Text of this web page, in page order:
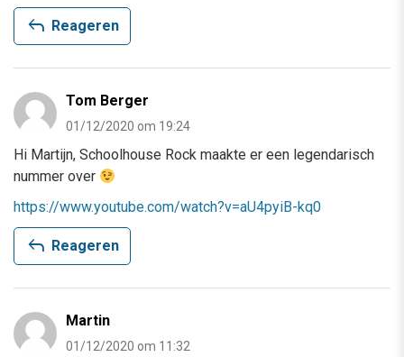
reply Reageren
Tom Berger
01/12/2020 om 19:24
Hi Martijn, Schoolhouse Rock maakte er een legendarisch
nummer over
https://www.youtube.com/watch?v=aU4pyiB-kq0
reply Reageren
Martin
01/12/2020 om 11:32